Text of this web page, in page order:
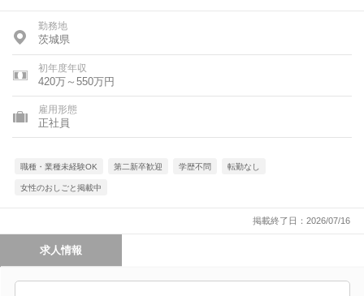
勤務地
茨城県
初年度年収
420万～550万円
雇用形態
正社員
職種・業種未経験OK 第二新卒歓迎 学歴不問 転勤なし
女性のおしごと掲載中
掲載終了日：2026/07/16
求人情報